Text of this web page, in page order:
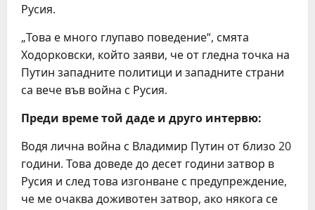
Русия.
„Това е много глупаво поведение“, смята
Ходорковски, който заяви, че от гледна точка на
Путин западните политици и западните страни
са вече във война с Русия.
Преди време той даде и друго интервю:
Водя лична война с Владимир Путин от близо 20
години. Това доведе до десет години затвор в
Русия и след това изгонване с предупреждение,
че ме очаква доживотен затвор, ако някога се